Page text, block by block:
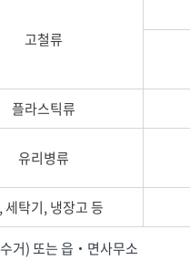
고철류
플라스틱류
유리병류
세탁기, 냉장고 등
거) 또는 읍‧면사무소